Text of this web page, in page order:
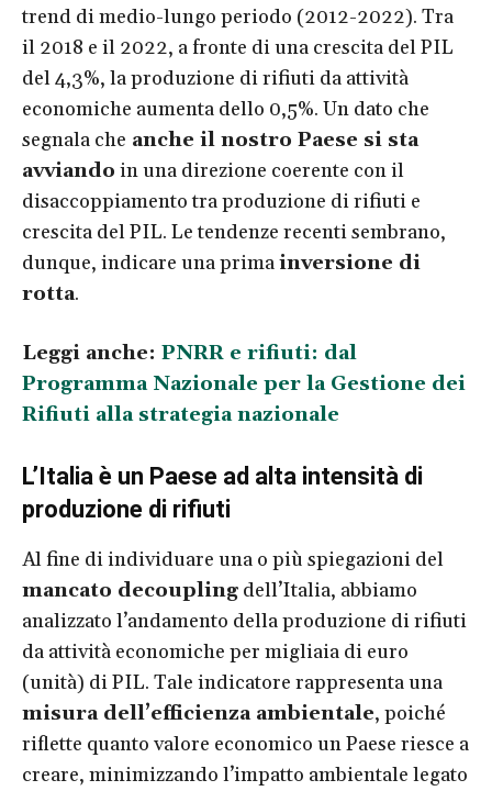
trend di medio-lungo periodo (2012-2022). Tra
il 2018 e il 2022, a fronte di una crescita del PIL
del 4,3%, la produzione di rifiuti da attività
economiche aumenta dello 0,5%. Un dato che
segnala che anche il nostro Paese si sta
avviando in una direzione coerente con il
disaccoppiamento tra produzione di rifiuti e
crescita del PIL. Le tendenze recenti sembrano,
dunque, indicare una primainversione di
rotta.
Leggi anche: PNRR e rifiuti: dal
Programma Nazionale per la Gestione dei
Rifiuti alla strategia nazionale
L’Italia è un Paese ad alta intensità di
produzione di rifiuti
Al fine di individuare una o più spiegazioni del
mancato decoupling dell’Italia, abbiamo
analizzato l’andamento della produzione di rifiuti
da attività economiche per migliaia di euro
(unità) di PIL. Tale indicatore rappresenta una
misura dell’efficienza ambientale, poiché
riflette quanto valore economico un Paese riesce a
creare, minimizzando l’impatto ambientale legato